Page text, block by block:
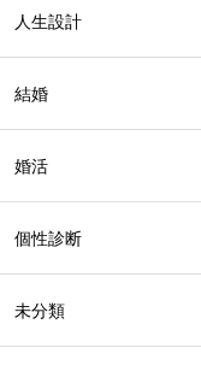
人生設計
結婚
婚活
個性診断
未分類